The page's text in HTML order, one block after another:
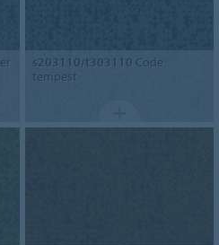
s203110/t303110 Code
tempest